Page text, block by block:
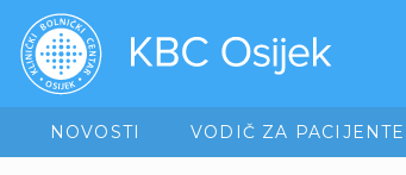
NOVOSTI VODIČ ZA PACIJENTE